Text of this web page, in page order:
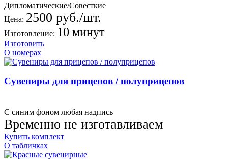
Дипломатические/Совесткие
Цена: 2500 руб./шт.
Изготовление: 10 минут
Изготовить
О номерах
Сувениры для прицепов / полуприцепов
С синим фоном любая надпись
Временно не изготавливаем
Купить комплект
О табличках